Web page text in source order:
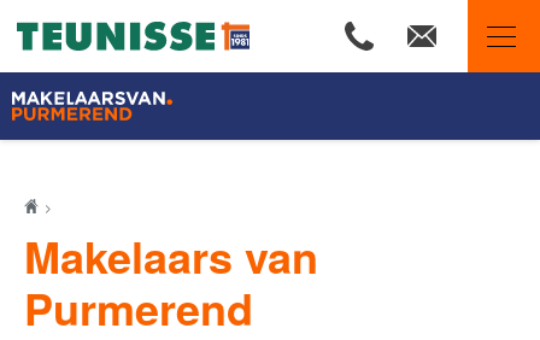
45 Jaar Teunisse Makelaars
Onze voordelen
Makelaars van
Purmerend